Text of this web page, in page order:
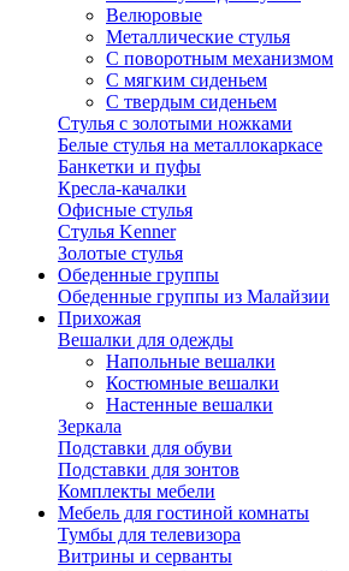
Велюровые
Металлические стулья
С поворотным механизмом
С мягким сиденьем
С твердым сиденьем
Стулья с золотыми ножками
Белые стулья на металлокаркасе
Банкетки и пуфы
Кресла-качалки
Офисные стулья
Стулья Kenner
Золотые стулья
Обеденные группы
Обеденные группы из Малайзии
Прихожая
Вешалки для одежды
Напольные вешалки
Костюмные вешалки
Настенные вешалки
Зеркала
Подставки для обуви
Подставки для зонтов
Комплекты мебели
Мебель для гостиной комнаты
Тумбы для телевизора
Витрины и серванты